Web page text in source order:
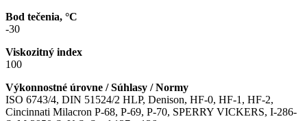
Bod tečenia, °C
-30
Viskozitný index
100
Výkonnostné úrovne / Súhlasy / Normy
ISO 6743/4, DIN 51524/2 HLP, Denison, HF-0, HF-1, HF-2,
Cincinnati Milacron P-68, P-69, P-70, SPERRY VICKERS, I-286-